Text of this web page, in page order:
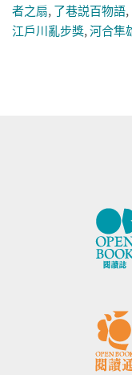
者之扇,了巷説百物語,
江戶川亂步獎,河合隼